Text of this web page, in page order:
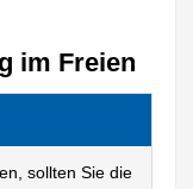
im Freien
sollten Sie die